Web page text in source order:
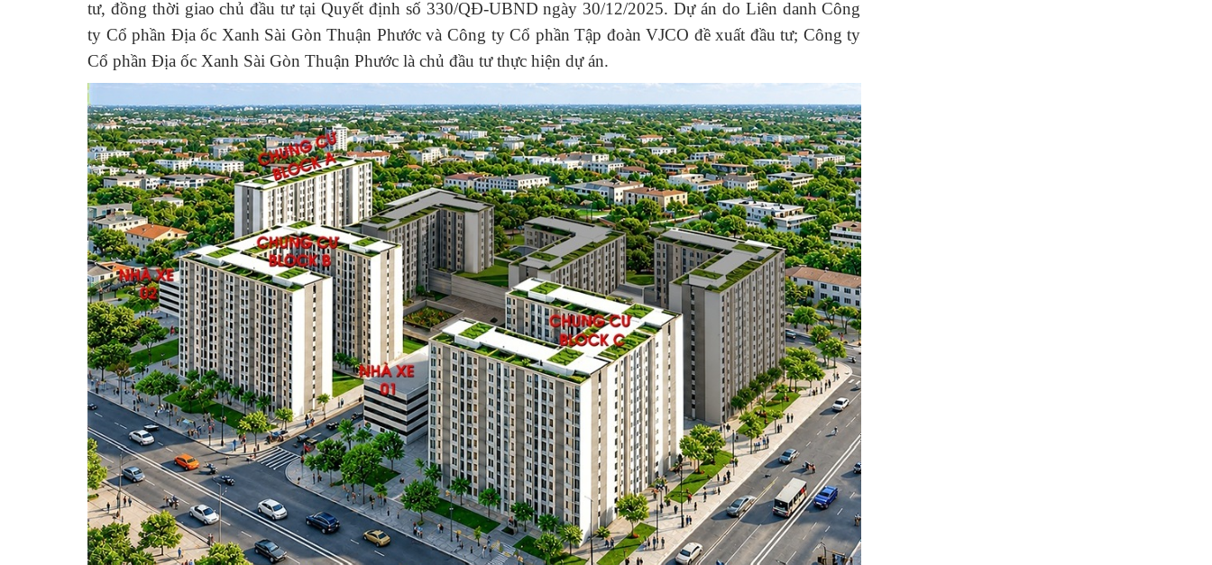
tư, đồng thời giao chủ đầu tư tại Quyết định số 330/QĐ-UBND ngày 30/12/2025. Dự án do Liên danh Công
ty Cổ phần Địa ốc Xanh Sài Gòn Thuận Phước và Công ty Cổ phần Tập đoàn VJCO đề xuất đầu tư; Công ty
Cổ phần Địa ốc Xanh Sài Gòn Thuận Phước là chủ đầu tư thực hiện dự án.